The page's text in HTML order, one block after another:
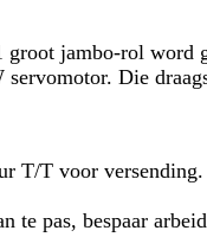
jambo-rol word
Die
T/T voor
pas, bespaar